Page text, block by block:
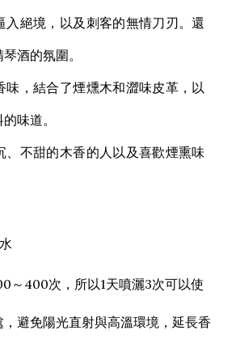
入絕境，以及刺客的無情刀刃。還
酒的氛圍。
味，結合了煙燻木和澀味皮革，以
味道。
、不甜的木香的人以及喜歡煙熏味
～400次，所以1天噴灑3次可以使
，避免陽光直射與高溫環境，延長香